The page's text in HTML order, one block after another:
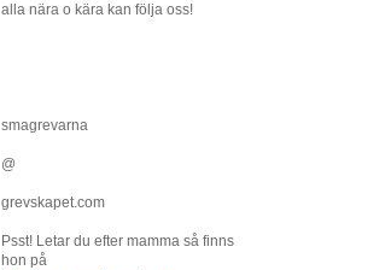
alla nära o kära kan följa oss!
smagrevarna
@
grevskapet.com
Psst! Letar du efter mamma så finns
hon på